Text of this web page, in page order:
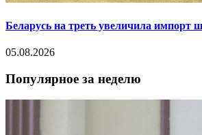
Беларусь на треть увеличила импорт
05.08.2026
Популярное за неделю